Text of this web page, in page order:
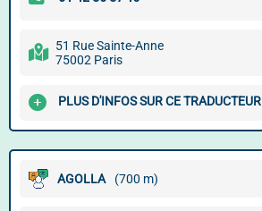
51 Rue Sainte-Anne
75002 Paris
PLUS D'INFOS SUR CE TRADUCTEUR
AGOLLA (700 m)